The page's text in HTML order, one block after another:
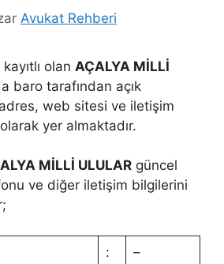
Avukat Rehberi
olan AÇALYA MİLLİ
baro tarafından açık
web sitesi ve iletişim
yer almaktadır.
MİLLİ ULULAR güncel
ve diğer iletişim bilgilerini
: –